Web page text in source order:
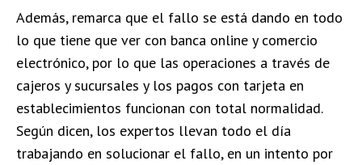
Además, remarca que el fallo se está dando en todo
lo que tiene que ver con banca online y comercio
electrónico, por lo que las operaciones a través de
cajeros y sucursales y los pagos con tarjeta en
establecimientos funcionan con total normalidad.
Según dicen, los expertos llevan todo el día
trabajando en solucionar el fallo, en un intento por